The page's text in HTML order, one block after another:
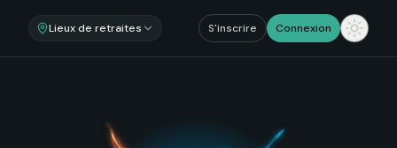
Lieux de retraites S'inscrire Connexion